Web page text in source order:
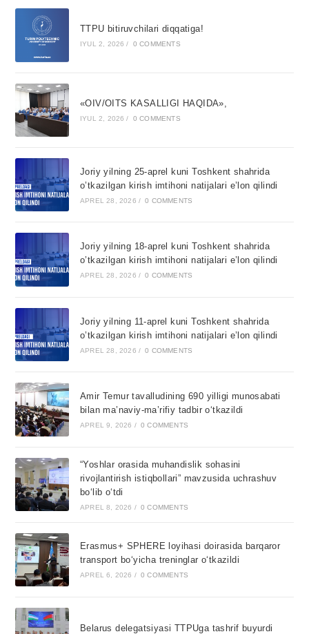
TTPU bitiruvchilari diqqatiga!
IYUL 2, 2026 / 0 COMMENTS
«OIV/OITS KASALLIGI HAQIDA»,
IYUL 2, 2026 / 0 COMMENTS
Joriy yilning 25-aprel kuni Toshkent shahrida
o’tkazilgan kirish imtihoni natijalari e’lon qilindi
APREL 28, 2026 / 0 COMMENTS
Joriy yilning 18-aprel kuni Toshkent shahrida
o’tkazilgan kirish imtihoni natijalari e’lon qilindi
APREL 28, 2026 / 0 COMMENTS
Joriy yilning 11-aprel kuni Toshkent shahrida
o’tkazilgan kirish imtihoni natijalari e’lon qilindi
APREL 28, 2026 / 0 COMMENTS
Amir Temur tavalludining 690 yilligi munosabati
bilan ma’naviy-ma’rifiy tadbir o‘tkazildi
APREL 9, 2026 / 0 COMMENTS
“Yoshlar orasida muhandislik sohasini
rivojlantirish istiqbollari” mavzusida uchrashuv
bo‘lib o‘tdi
APREL 8, 2026 / 0 COMMENTS
Erasmus+ SPHERE loyihasi doirasida barqaror
transport bo‘yicha treninglar o‘tkazildi
APREL 6, 2026 / 0 COMMENTS
Belarus delegatsiyasi TTPUga tashrif buyurdi